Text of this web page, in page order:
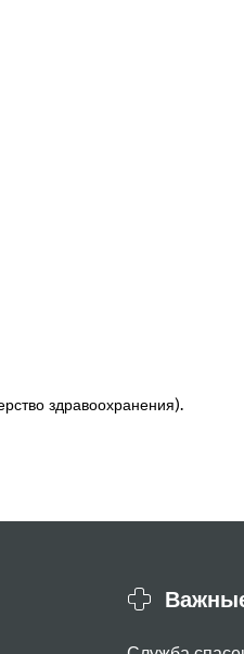
здравоохранения).